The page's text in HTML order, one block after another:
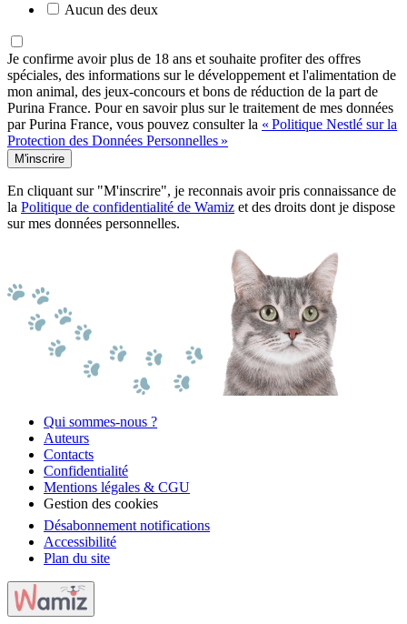
Aucun des deux
Je confirme avoir plus de 18 ans et souhaite profiter des offres
spéciales, des informations sur le développement et l'alimentation de
mon animal, des jeux-concours et bons de réduction de la part de
Purina France. Pour en savoir plus sur le traitement de mes données
par Purina France, vous pouvez consulter la « Politique Nestlé sur la
Protection des Données Personnelles »
M'inscrire
En cliquant sur "M'inscrire", je reconnais avoir pris connaissance de
la Politique de confidentialité de Wamiz et des droits dont je dispose
sur mes données personnelles.
Qui sommes-nous ?
Auteurs
Contacts
Confidentialité
Mentions légales & CGU
Gestion des cookies
Désabonnement notifications
Accessibilité
Plan du site